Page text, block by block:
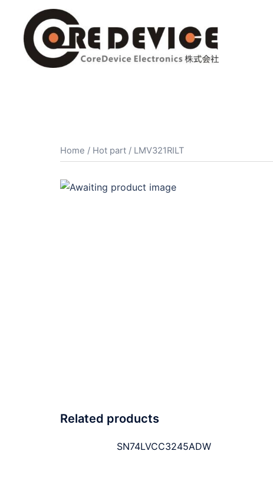
Home / Hot part / LMV321RILT
Related products
SN74LVCC3245ADW